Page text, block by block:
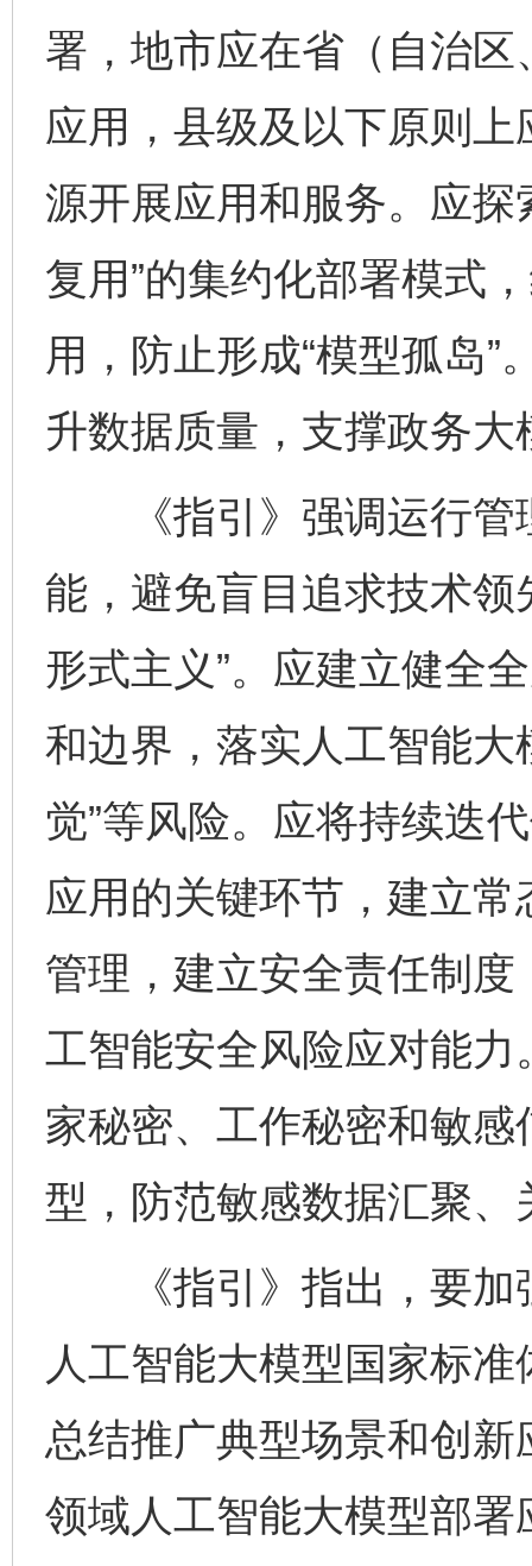
署，地市应在省（自治
应用，县级及以下原则
源开展应用和服务。应探
复用”的集约化部署模式
用，防止形成“模型孤岛
升数据质量，支撑政务
《指引》强调运行管
能，避免盲目追求技术领
形式主义”。应建立健全
和边界，落实人工智能大
觉”等风险。应将持续迭
应用的关键环节，建立
管理，建立安全责任制
工智能安全风险应对能
家秘密、工作秘密和敏
型，防范敏感数据汇聚
《指引》指出，要加
人工智能大模型国家标
总结推广典型场景和创
领域人工智能大模型部